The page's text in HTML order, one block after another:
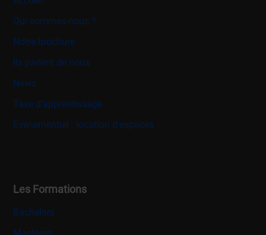
Qui sommes-nous ?
Notre brochure
Ils parlent de nous
News
Taxe d'apprentissage
Evénementiel : location d'espaces
Les Formations
Bachelors